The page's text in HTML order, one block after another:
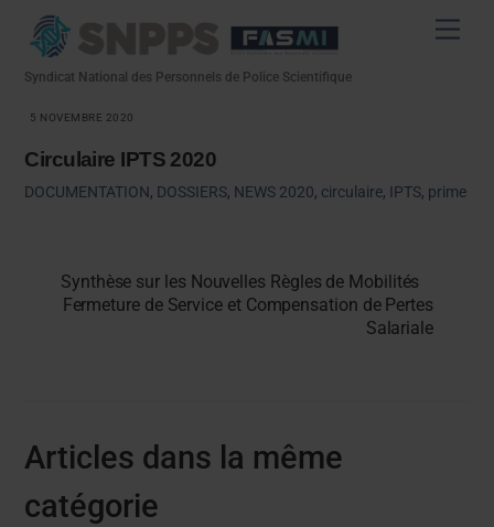
Syndicat National des Personnels de Police Scientifique
5 NOVEMBRE 2020
Circulaire IPTS 2020
DOCUMENTATION, DOSSIERS, NEWS 2020, circulaire, IPTS, prime
Synthèse sur les Nouvelles Règles de Mobilités
Fermeture de Service et Compensation de Pertes
Salariale
Articles dans la même
catégorie